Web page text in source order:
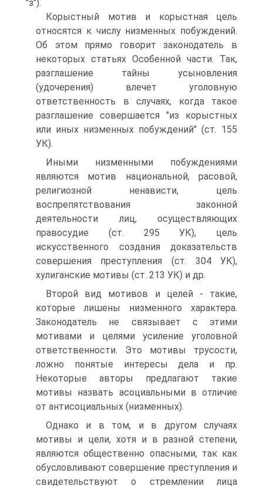
"з").
Корыстный мотив и корыстная цель
относятся к числу низменных побуждений.
Об этом прямо говорит законодатель в
некоторых статьях Особенной части. Так,
разглашение тайны усыновления
(удочерения) влечет уголовную
ответственность в случаях, когда такое
разглашение совершается "из корыстных
или иных низменных побуждений" (ст. 155
УК).
Иными низменными побуждениями
являются мотив национальной, расовой,
религиозной ненависти, цель
воспрепятствования законной
деятельности лиц, осуществляющих
правосудие (ст. 295 УК), цель
искусственного создания доказательств
совершения преступления (ст. 304 УК),
хулиганские мотивы (ст. 213 УК) и др.
Второй вид мотивов и целей - такие,
которые лишены низменного характера.
Законодатель не связывает с этими
мотивами и целями усиление уголовной
ответственности. Это мотивы трусости,
ложно понятые интересы дела и пр.
Некоторые авторы предлагают такие
мотивы назвать асоциальными в отличие
от антисоциальных (низменных).
Однако и в том, и в другом случаях
мотивы и цели, хотя и в разной степени,
являются общественно опасными, так как
обусловливают совершение преступления и
свидетельствуют о стремлении лица